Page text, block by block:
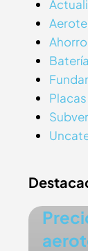
Ahorro